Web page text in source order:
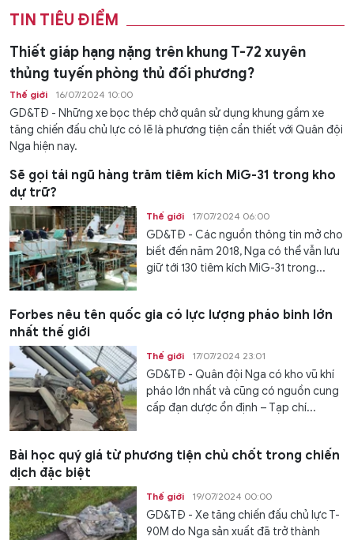
TIN TIÊU ĐIỂM
Thiết giáp hạng nặng trên khung T-72 xuyên
thủng tuyến phòng thủ đối phương?
Thế giới 16/07/2024 10:00
GD&TĐ - Những xe bọc thép chở quân sử dụng khung gầm xe
tăng chiến đấu chủ lực có lẽ là phương tiện cần thiết với Quân đội
Nga hiện nay.
Sẽ gọi tái ngũ hàng trăm tiêm kích MiG-31 trong kho
dự trữ?
Thế giới 17/07/2024 06:00
GD&TĐ - Các nguồn thông tin mở cho
biết đến năm 2018, Nga có thể vẫn lưu
giữ tới 130 tiêm kích MiG-31 trong...
Forbes nêu tên quốc gia có lực lượng pháo binh lớn
nhất thế giới
Thế giới 17/07/2024 23:01
GD&TĐ - Quân đội Nga có kho vũ khí
pháo lớn nhất và cũng có nguồn cung
cấp đạn dược ổn định – Tạp chí...
Bài học quý giá từ phương tiện chủ chốt trong chiến
dịch đặc biệt
Thế giới 19/07/2024 00:00
GD&TĐ - Xe tăng chiến đấu chủ lực T-
90M do Nga sản xuất đã trở thành